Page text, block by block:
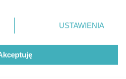
Facebook.com
Youtube.com
ustawień prywatności
rogu strony
. Niektóre
sprzeciwić się takiemu
będą miały zastosowania tylko
USTAWIENIA